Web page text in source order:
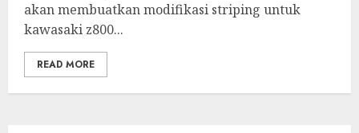
akan membuatkan modifikasi striping untuk
kawasaki z800...
READ MORE